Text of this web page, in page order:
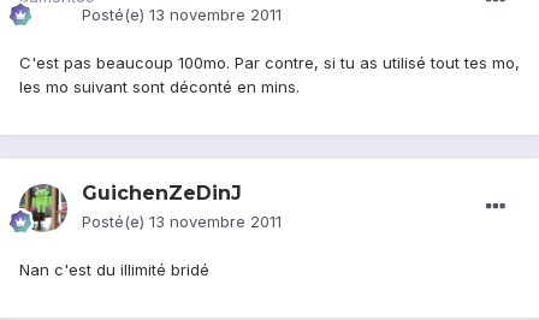
Posté(e) 13 novembre 2011
C'est pas beaucoup 100mo. Par contre, si tu as utilisé tout tes mo,
les mo suivant sont déconté en mins.
GuichenZeDinJ
Posté(e) 13 novembre 2011
Nan c'est du illimité bridé